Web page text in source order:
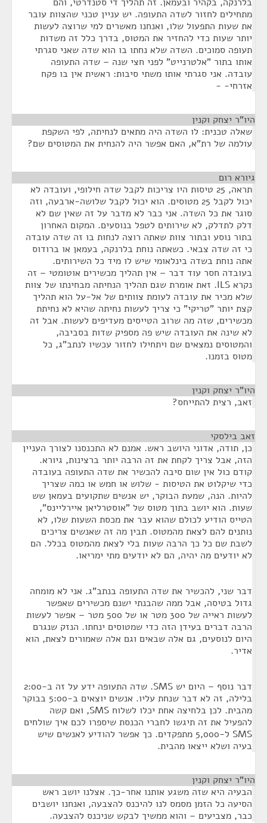
מתחילים לחזור לשדה התעופה. יש עניין טכני שהצוות עובר
את שעות התפעול שלו, ואנחנו מאשרים למי שרוצה לעשות
יותר שעות כדי להחזיר את המטוס, בדרך כלל זה משדות
תעופה סמוכים. השדה שלא נחתו בו הוא שדה שאני סגרתי
אותו בתור "אלטרנייט" לפני חצי שנה – שדה התעופה
עובדה. אני סגרתי אותו משתי סיבות: ראשית אין בו פקח
אזרחי- -
היו"ר יצחק וקנין
שאלה טכנית: לו השדה היה מתאים לנחיתה, לפי השקפת
עולמה של רת"א, האם אפשר היה להנחית את המטוסים שם?
גיורא רום
תראה, 25 טיסות היו צריכות לקבל שדה חילופי, ועובדה לא
יכול לקבל 25 מטוסים. הוא יכול לקבל שלושה-ארבעה, וזה
סוגר את כל השדה. אני כבר לא מדבר על זה שאין שם לא
דלק לתדלק, לא שירותים לטפל בנוסעים. המקום האחרון
בתור נוסע ובתור צוות שאתה רוצה לנחות בו זה שדה עובדה
כי זה שדה צבאי. כשאתה נוחת בלרנקה, בעמאן או ברודוס
אתה נוחת בשדה בינלאומי שיש לו מיד כל השירותים.
בעובדה חסר עוד דבר – אין תהליך מכשירים אוטומטי – זה
נקרא ILS. זאת אומרת שגם תהליך הנחיתה מבחינתו של צוות
שלא מכיר את עובדה לעומת צוותים של אל-על הוא תהליך
קצת יותר "טריקי" כי צריך לעשות נחיתה שהיא לא נחיתת
מכשירים, שזה מה שרוב הטייסים מעדיפים לעשות. אבל זה
לא שינה את העובדה שיש פה מספיק שדות בסביבה,
והמטוסים נמצאים שם ויתחילו לחזור עכשיו לנתב"ג, כל
מטוס בזמנו.
היו"ר יצחק וקנין
זאב, רצית להתייחס?
זאב בילסקי
כן, תודה, אדוני היושב ראש. אמנם לא התכנסנו לצורך העניין
הזה, אבל צריך לקחת את זה הרבה יותר ברצינות, גיורא.
קודם כול אין שום סיבה להכשיר את שדה התעופה בעובדה
כדי שיקלוט את הטיסות - שלוש או חמש או כמה שצריך
להיות. הנה, שמעת הבוקר, יש אנשים שתקועים בעמאן שש
שעות. הוא יושב בתוך מטוס של "אוסטרליאן איירליינס",
הטייס הודיע לכולם שהוא עבר את מכסת השעות שלו, לא
נותנים להם לצאת מהמטוס. תבין מה זה שאנשים צריכים
לשבת שם כל כך הרבה שעות בלי לצאת מהמטוס בכלל. הם
לא יודעים מה יהיה, הם לא יודעים מתי ימריאו.
דבר שני, להכשיר את שדה התעופה בנתב"ג. אני לא מומחה
גדול בטיסה, אבל ממה שהבנתי ישנם מכשירים שאפשר
לעשות ראייה של 300 מטר או של 500 מטר – אפשר לעשות
הרבה דברים בעידן הזה כדי שמטוסים ינחתו. הנזק שנגרם
היום לנוסעים, גם אלה שבאים וגם אלה שאמורים לצאת, הוא
אדיר.
דבר נוסף – היום יש SMS. שדה התעופה ידע על זה ב-2:00
בלילה, זה לא דבר שנחת עליו. אנשים יוצאים ב-5:00 בבוקר
מהבית. לכן בלחיצה אחת יכלו לשלוח SMS, ואם קשה
להפעיל את זה תיגשו לחברי הכנסת שיספרו לכם איך שולחים
SMS ל-5,000 מתפקדים. כך אפשר להודיע לאנשים שיש
בעיה ושלא ייצאו מהבית.
היו"ר יצחק וקנין
הבעיה היא שזה משגע אותנו אחר-כך. אצלנו יושב ראש
הסיעה כל הזמן מסמס לנו להיכנס להצבעה, ואנחנו יושבים
כבר, מצביעים – והוא ממשיך לבקש שניכנס להצבעה.